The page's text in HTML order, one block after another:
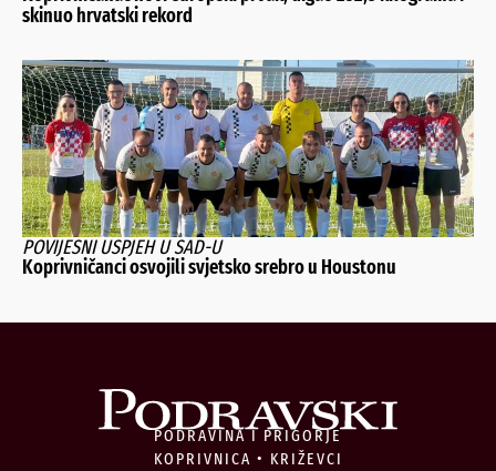
skinuo hrvatski rekord
POVIJESNI USPJEH U SAD-U
Koprivničanci osvojili svjetsko srebro u Houstonu
PODRAVINA I PRIGORJE
KOPRIVNICA • KRIŽEVCI